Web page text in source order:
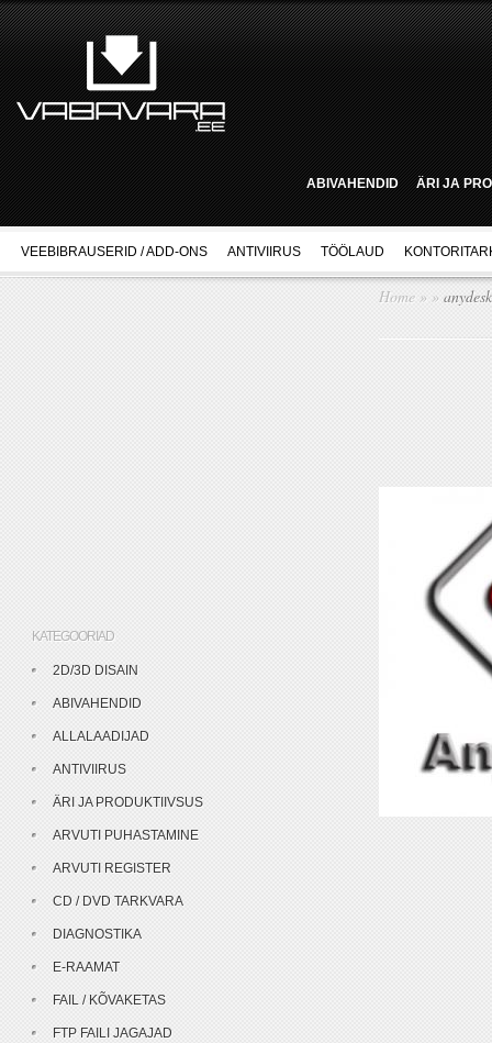
ABIVAHENDID ÄRI JA
VEEBIBRAUSERID / ADD-ONS ANTIVIIRUS TÖÖLAUD
Home » » anydesk
KATEGOORIAD
2D/3D DISAIN
ABIVAHENDID
ALLALAADIJAD
ANTIVIIRUS
ÄRI JA PRODUKTIIVSUS
ARVUTI PUHASTAMINE
ARVUTI REGISTER
CD / DVD TARKVARA
DIAGNOSTIKA
E-RAAMAT
FAIL / KÕVAKETAS
FTP FAILI JAGAJAD